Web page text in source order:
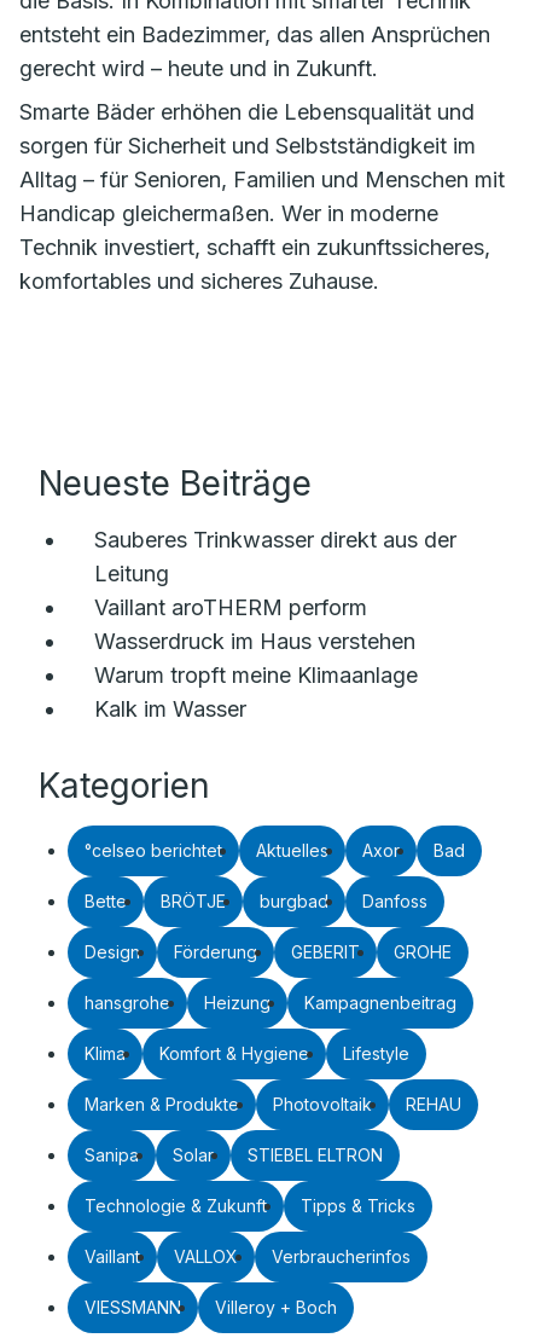
entsteht ein Badezimmer, das allen Ansprüchen
gerecht wird – heute und in Zukunft.
Smarte Bäder erhöhen die Lebensqualität und
sorgen für Sicherheit und Selbstständigkeit im
Alltag – für Senioren, Familien und Menschen mit
Handicap gleichermaßen. Wer in moderne
Technik investiert, schafft ein zukunftssicheres,
komfortables und sicheres Zuhause.
Neueste Beiträge
Sauberes Trinkwasser direkt aus der
Leitung
Vaillant aroTHERM perform
Wasserdruck im Haus verstehen
Warum tropft meine Klimaanlage
Kalk im Wasser
Kategorien
°celseo berichtet Aktuelles Axor Bad
Bette BRÖTJE burgbad Danfoss
Design Förderung GEBERIT GROHE
hansgrohe Heizung Kampagnenbeitrag
Klima Komfort & Hygiene Lifestyle
Marken & Produkte Photovoltaik REHAU
Sanipa Solar STIEBEL ELTRON
Technologie & Zukunft Tipps & Tricks
Vaillant VALLOX Verbraucherinfos
VIESSMANN Villeroy + Boch